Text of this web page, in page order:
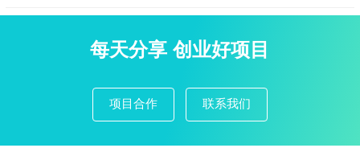
每天分享 创业好项目
项目合作 联系我们